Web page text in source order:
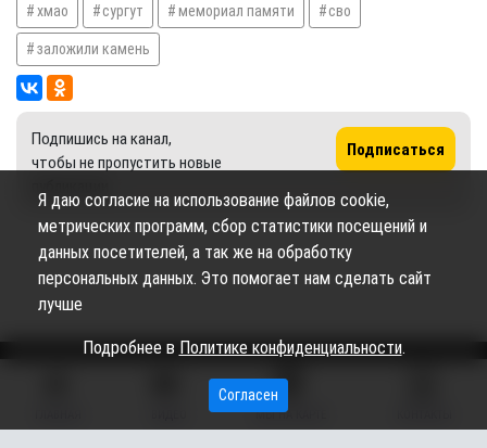
хмао сургут мемориал памяти сво
заложили камень
Подпишись на канал,
чтобы не пропустить новые
Подписаться
Сетевое издание «Вестник Сургутского района» (16+)
МЫ НА КАРТЕ
Я даю согласие на использование файлов cookie,
метрических программ, сбор статистики посещений и
данных посетителей, а так же на обработку
персональных данных. Это помогает нам сделать сайт
лучше
Подробнее в Политике конфиденциальности.
Согласен